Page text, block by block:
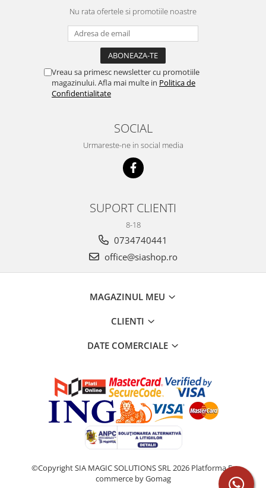
Nu rata ofertele si promotiile noastre
Vreau sa primesc newsletter cu promotiile
magazinului. Afla mai multe in Politica de
Confidentialitate
SOCIAL
Urmareste-ne in social media
SUPORT CLIENTI
8-18
0734740441
office@siashop.ro
MAGAZINUL MEU
CLIENTI
DATE COMERCIALE
©Copyright SIA MAGIC SOLUTIONS SRL 2026 Platforma E-
commerce by Gomag